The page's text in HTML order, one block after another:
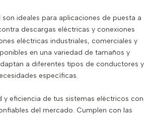
ideales para aplicaciones de puesta a
descargas eléctricas y conexiones
eléctricas industriales, comerciales y
en una variedad de tamaños y
a diferentes tipos de conductores y
específicas.
y eficiencia de tus sistemas eléctricos con
del mercado. Cumplen con las